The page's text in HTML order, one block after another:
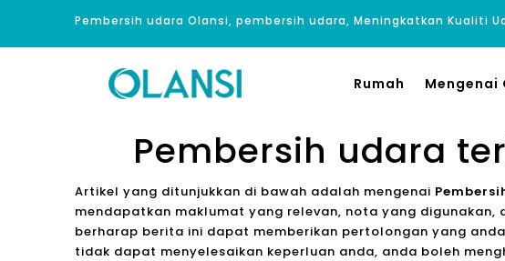
Pembersih udara Olansi, pembersih udara, Meningkatkan Kualiti
Rumah Mengenai
Pembersih udara
Artikel yang ditunjukkan di bawah adalah mengenai
mendapatkan maklumat yang relevan, nota yang digunakan,
berharap berita ini dapat memberikan pertolongan yang
tidak dapat menyelesaikan keperluan anda, anda boleh